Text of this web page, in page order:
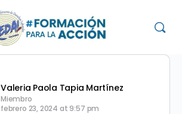
Valeria Paola Tapia Martínez
Miembro
febrero 23, 2024 at 9:57 pm